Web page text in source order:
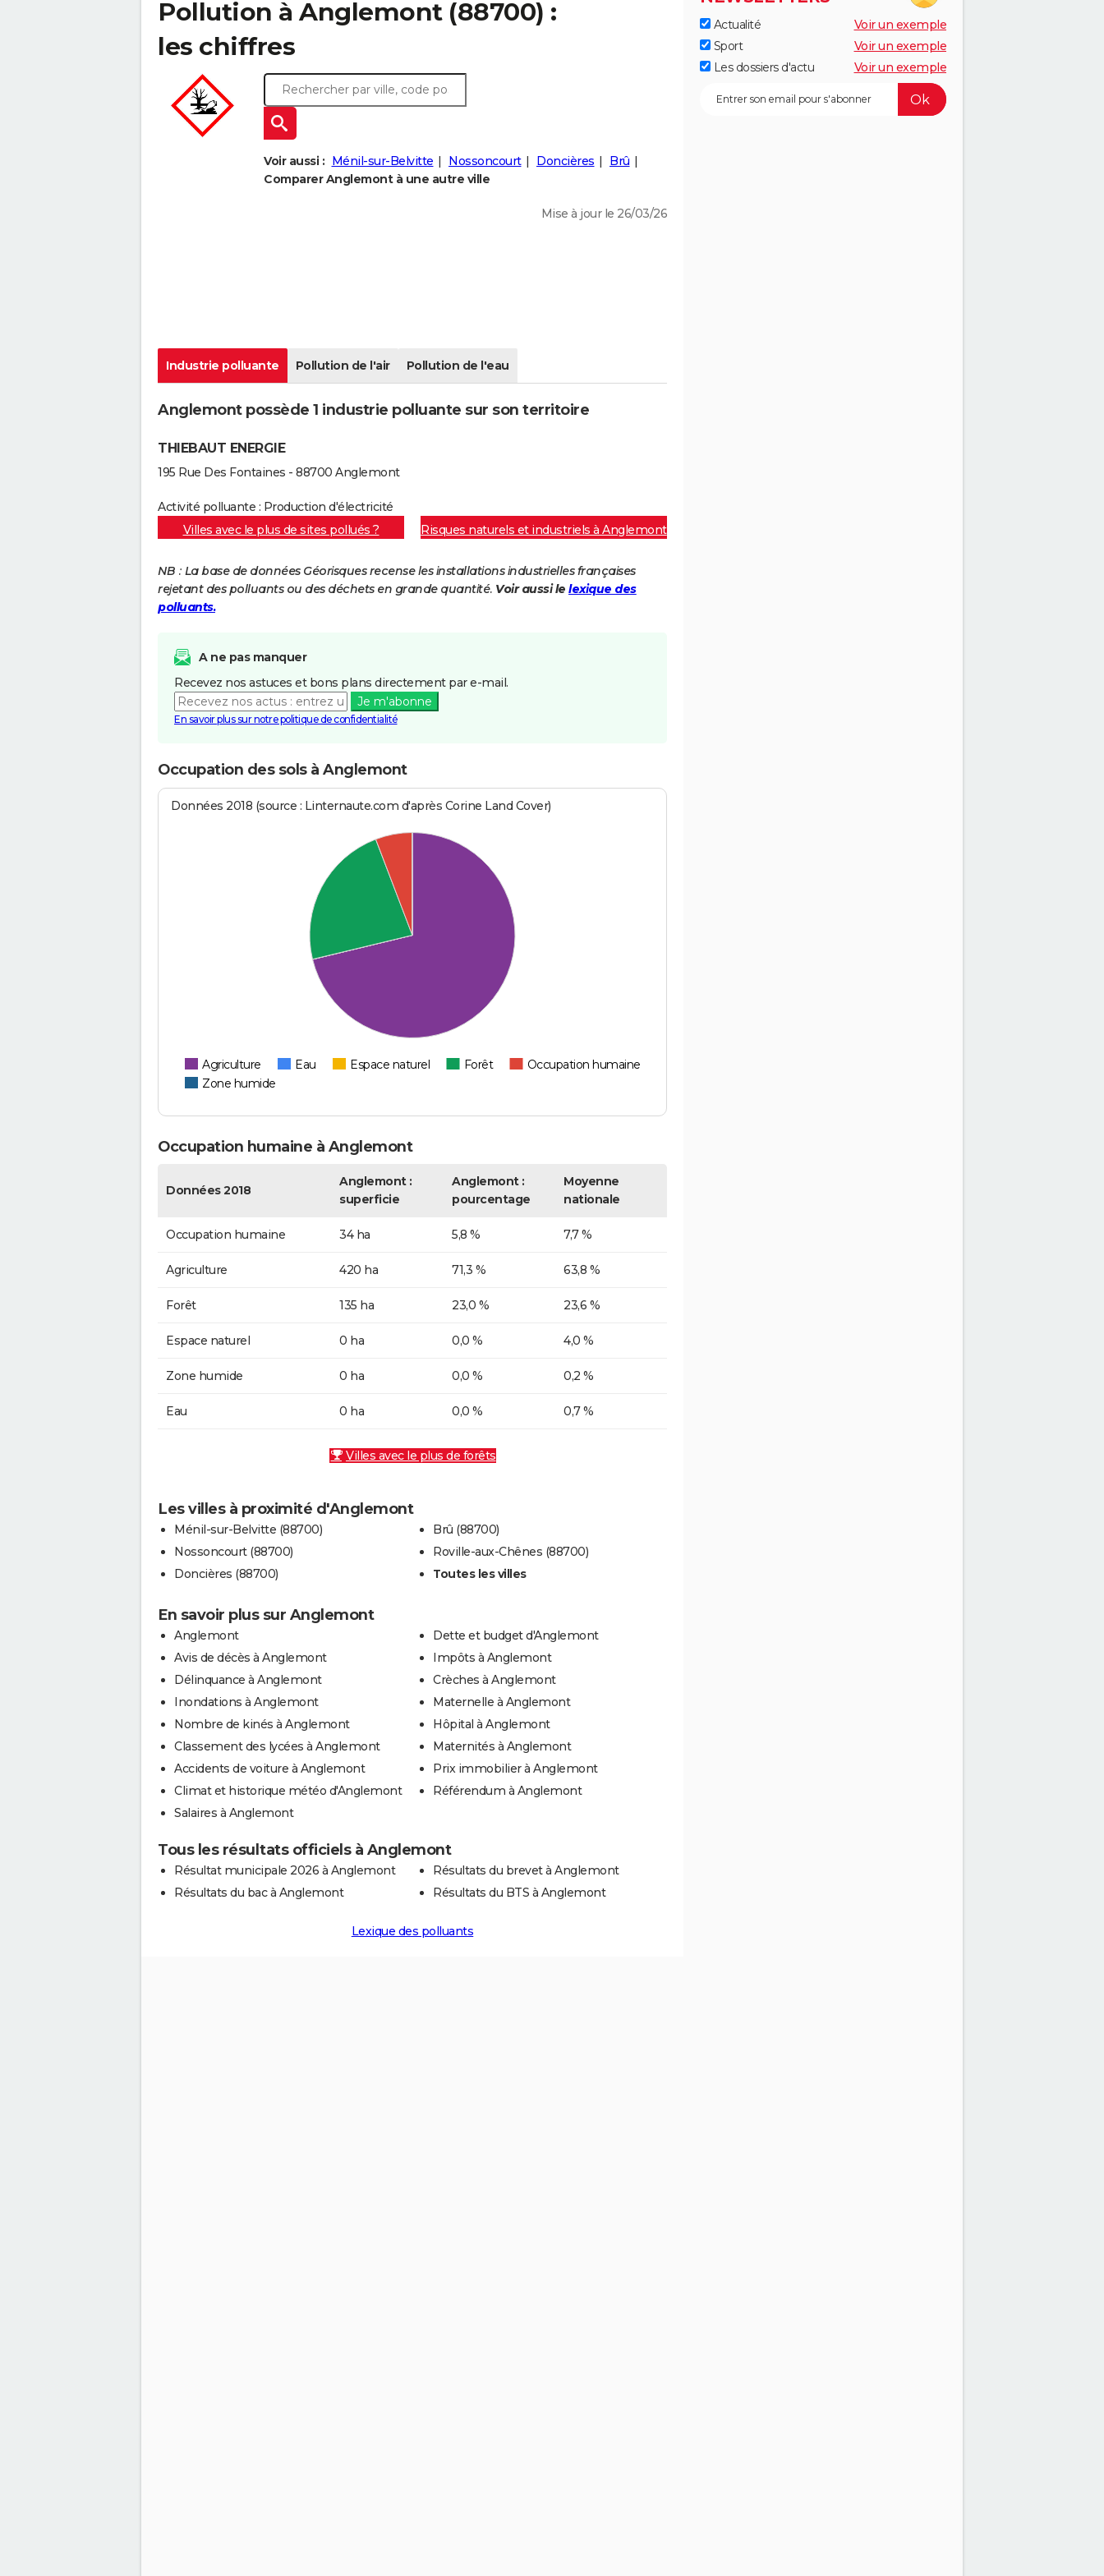
Pollution à Anglemont (88700) :
les chiffres
Voir aussi : Ménil-sur-Belvitte Nossoncourt Doncières
Brû
Comparer Anglemont à une autre ville
Mise à jour le 26/03/26
Industrie polluante Pollution de l'air Pollution de l'eau
Anglemont possède 1 industrie polluante sur son territoire
THIEBAUT ENERGIE
195 Rue Des Fontaines - 88700 Anglemont
Activité polluante : Production d'électricité
Villes avec le plus de sites pollués ?
Risques naturels et industriels à Anglemont
NB : La base de données Géorisques recense les installations industrielles françaises
rejetant des polluants ou des déchets en grande quantité. Voir aussi le lexique des
polluants.
A ne pas manquer
Recevez nos astuces et bons plans directement par e-mail.
Je m'abonne
En savoir plus sur notre politique de confidentialité
Occupation des sols à Anglemont
Données 2018 (source : Linternaute.com d'après Corine Land Cover)
Agriculture Eau Espace naturel Forêt
Occupation humaine
Zone humide
Occupation humaine à Anglemont
Données 2018
Anglemont :
superficie
Anglemont :
pourcentage
Moyenne
nationale
Occupation humaine 34 ha 5,8 % 7,7 %
Agriculture 420 ha 71,3 % 63,8 %
Forêt 135 ha 23,0 % 23,6 %
Espace naturel 0 ha 0,0 % 4,0 %
Zone humide 0 ha 0,0 % 0,2 %
Eau 0 ha 0,0 % 0,7 %
Villes avec le plus de forêts
Les villes à proximité d'Anglemont
Ménil-sur-Belvitte (88700)
Nossoncourt (88700)
Doncières (88700)
Brû (88700)
Roville-aux-Chênes (88700)
Toutes les villes
En savoir plus sur Anglemont
Anglemont
Avis de décès à Anglemont
Délinquance à Anglemont
Inondations à Anglemont
Nombre de kinés à Anglemont
Classement des lycées à Anglemont
Accidents de voiture à Anglemont
Climat et historique météo d'Anglemont
Salaires à Anglemont
Dette et budget d'Anglemont
Impôts à Anglemont
Crèches à Anglemont
Maternelle à Anglemont
Hôpital à Anglemont
Maternités à Anglemont
Prix immobilier à Anglemont
Référendum à Anglemont
Tous les résultats officiels à Anglemont
Résultat municipale 2026 à Anglemont
Résultats du bac à Anglemont
Résultats du brevet à Anglemont
Résultats du BTS à Anglemont
Lexique des polluants
Actualité
Voir un exemple
Sport
Voir un exemple
Les dossiers d'actu
Voir un exemple